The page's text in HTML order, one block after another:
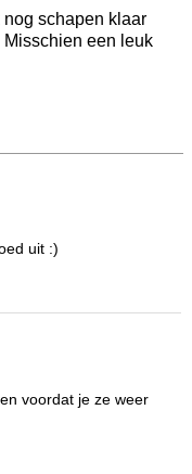
schapen klaar
Misschien een leuk
uit :)
voordat je ze weer